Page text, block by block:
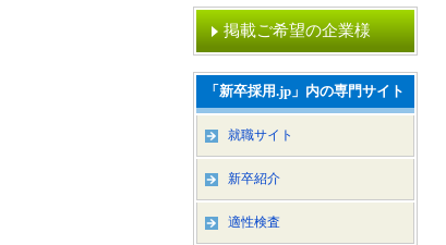
掲載ご希望の企業様
「新卒採用.jp」内の専門サイト
就職サイト
新卒紹介
適性検査